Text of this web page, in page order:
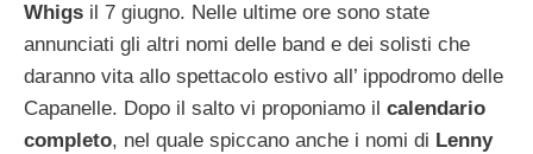
Whigs il 7 giugno. Nelle ultime ore sono state
annunciati gli altri nomi delle band e dei solisti che
daranno vita allo spettacolo estivo all’ ippodromo delle
Capanelle. Dopo il salto vi proponiamo il calendario
completo, nel quale spiccano anche i nomi di Lenny